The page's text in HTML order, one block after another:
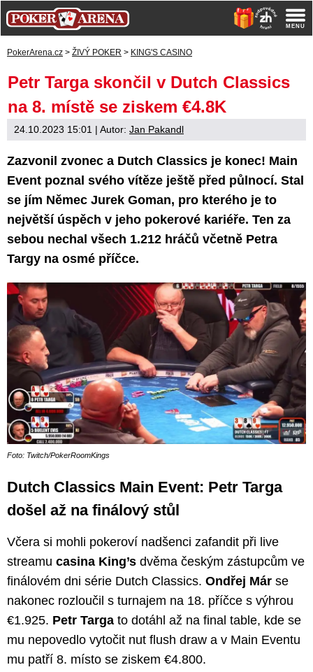
PokerArena.cz > ŽIVÝ POKER > KING'S CASINO
Petr Targa skončil v Dutch Classics
na 8. místě se ziskem €4.8K
24.10.2023 15:01 | Autor: Jan Pakandl
Zazvonil zvonec a Dutch Classics je konec! Main
Event poznal svého vítěze ještě před půlnocí. Stal
se jím Němec Jurek Goman, pro kterého je to
největší úspěch v jeho pokerové kariéře. Ten za
sebou nechal všech 1.212 hráčů včetně Petra
Targy na osmé příčce.
Foto: Twitch/PokerRoomKings
Dutch Classics Main Event: Petr Targa
došel až na finálový stůl
Včera si mohli pokeroví nadšenci zafandit při live
streamu casina King’s dvěma českým zástupcům ve
finálovém dni série Dutch Classics. Ondřej Már se
nakonec rozloučil s turnajem na 18. příčce s výhrou
€1.925. Petr Targa to dotáhl až na final table, kde se
mu nepovedlo vytočit nut flush draw a v Main Eventu
mu patří 8. místo se ziskem €4.800.